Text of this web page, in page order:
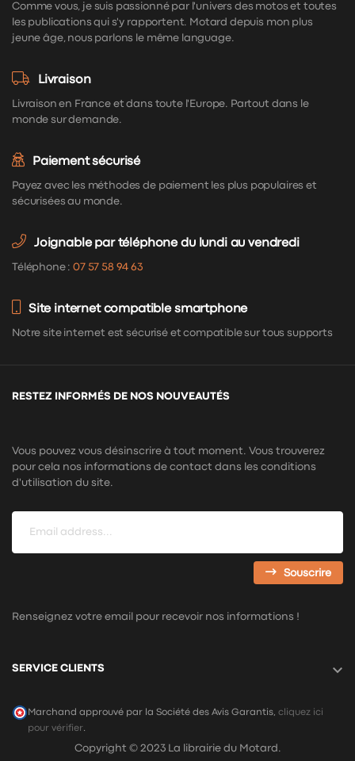
Comme vous, je suis passionné par l'univers des motos et toutes
les publications qui s'y rapportent. Motard depuis mon plus
jeune âge, nous parlons le même language.
Livraison
Livraison en France et dans toute l'Europe. Partout dans le
monde sur demande.
Paiement sécurisé
Payez avec les méthodes de paiement les plus populaires et
sécurisées au monde.
Joignable par téléphone du lundi au vendredi
Téléphone :07 57 58 94 63
Site internet compatible smartphone
Notre site internet est sécurisé et compatible sur tous supports
RESTEZ INFORMÉS DE NOS NOUVEAUTÉS
Vous pouvez vous désinscrire à tout moment. Vous trouverez
pour cela nos informations de contact dans les conditions
d'utilisation du site.
Souscrire
Renseignez votre email pour recevoir nos informations !
SERVICE CLIENTS 
Marchand approuvé par la Société des Avis Garantis, cliquez ici
pour vérifier
Copyright © 2023 La librairie du Motard.